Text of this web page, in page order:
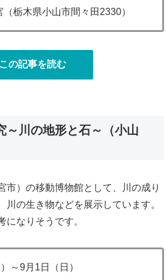
栃木県小山市間々田2330）
この記事を読む
～川の地形と石～（小山
市）の移動博物館として、川の成り
川の生き物などを展示しています。
になりそうです。
～9月1日（日）